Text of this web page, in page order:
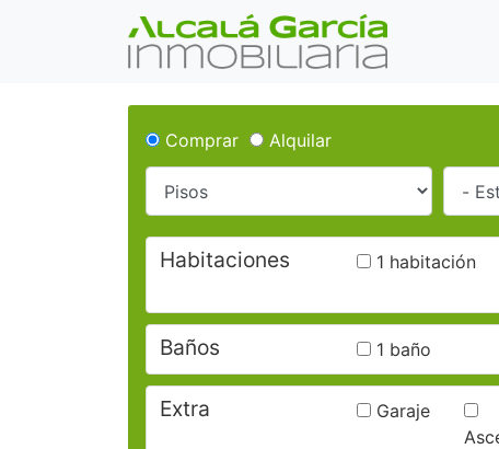
Comprar Alquilar
Habitaciones 1 habitación
Baños 1 baño
Extra
Garaje